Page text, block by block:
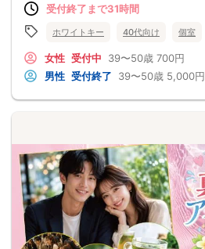
受付終了まで31時間
ホワイトキー 40代向け 個室
女性 受付中 39〜50歳 700円
男性 受付終了 39〜50歳 5,000円